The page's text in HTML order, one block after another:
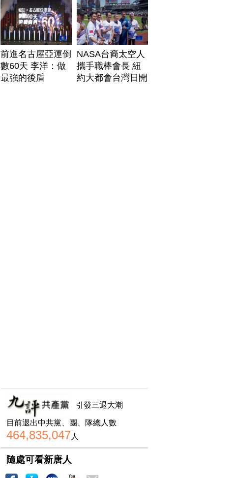
前進名古屋亞運倒
數60天 李洋：做
最強的後盾
NASA台裔太空人
攜手職棒會長 紐
約大都會台灣日開
引發三退大潮
目前退出中共黨、團、隊總人數
464,835,047人
隨處可看新唐人